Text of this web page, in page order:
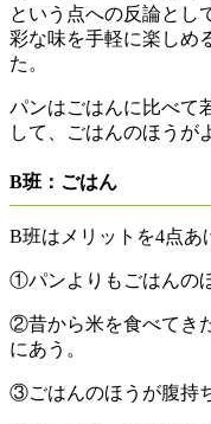
という点への反論とし
彩な味を手軽に楽しめ
た。
パンはごはんに比べて
して、ごはんのほうが
B班：ごはん
B班はメリットを4点あ
①パンよりもごはんの
②昔から米を食べてき
にあう。
③ごはんのほうが腹持